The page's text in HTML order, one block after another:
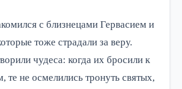
с близнецами Гервасием и
тоже страдали за веру.
чудеса: когда их бросили к
те не осмелились тронуть святых,